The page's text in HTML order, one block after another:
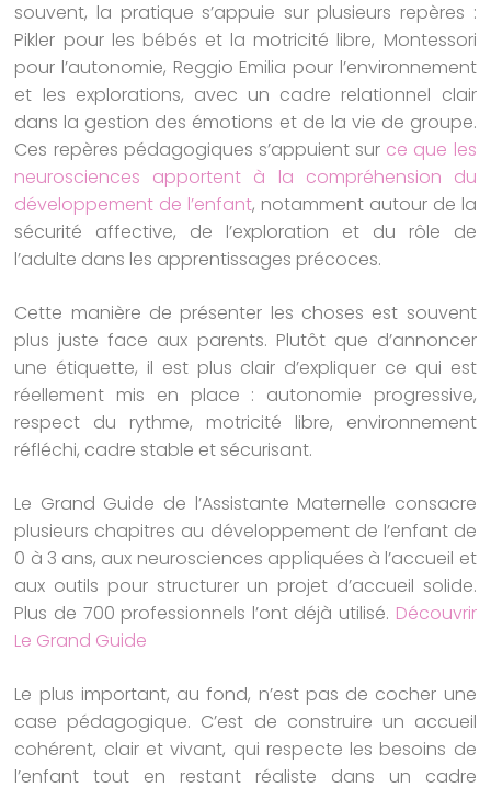
souvent, la pratique s’appuie sur plusieurs repères :
Pikler pour les bébés et la motricité libre, Montessori
pour l’autonomie, Reggio Emilia pour l’environnement
et les explorations, avec un cadre relationnel clair
dans la gestion des émotions et de la vie de groupe.
Ces repères pédagogiques s’appuient sur ce que les
neurosciences apportent à la compréhension du
développement de l’enfant, notamment autour de la
sécurité affective, de l’exploration et du rôle de
l’adulte dans les apprentissages précoces.
Cette manière de présenter les choses est souvent
plus juste face aux parents. Plutôt que d’annoncer
une étiquette, il est plus clair d’expliquer ce qui est
réellement mis en place : autonomie progressive,
respect du rythme, motricité libre, environnement
réfléchi, cadre stable et sécurisant.
Le Grand Guide de l’Assistante Maternelle consacre
plusieurs chapitres au développement de l’enfant de
0 à 3 ans, aux neurosciences appliquées à l’accueil et
aux outils pour structurer un projet d’accueil solide.
Plus de 700 professionnels l’ont déjà utilisé. Découvrir
Le Grand Guide
Le plus important, au fond, n’est pas de cocher une
case pédagogique. C’est de construire un accueil
cohérent, clair et vivant, qui respecte les besoins de
l’enfant tout en restant réaliste dans un cadre